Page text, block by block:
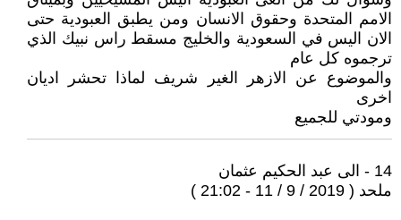
الامم المتحدة وحقوق الانسان ومن يطبق العبودية حتى
الان اليس في السعودية والخليج مسقط راس نبيك الذي
ترجموه كل عام
والموضوع عن الازهر الغير شريف لماذا تحشر اديان
اخرى
ومودتي للجميع
14 - الى عبد الحكيم عثمان
ملحد ( 2019 / 9 / 11 - 21:02 )